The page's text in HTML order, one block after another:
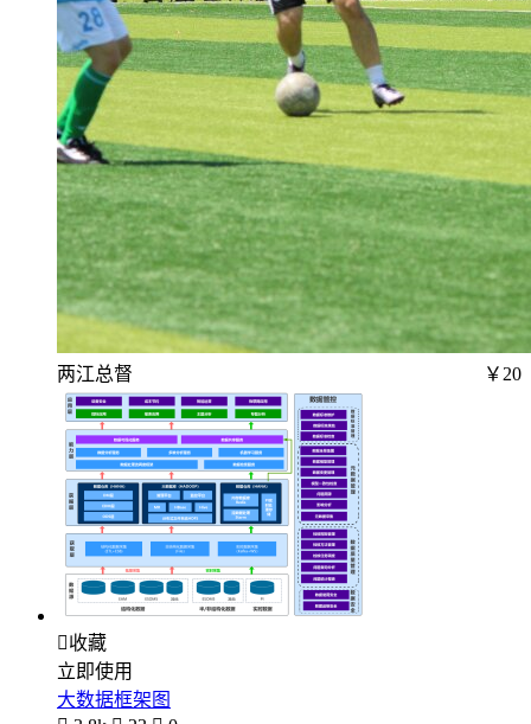
两江总督 ￥20
收藏
立即使用
大数据框架图